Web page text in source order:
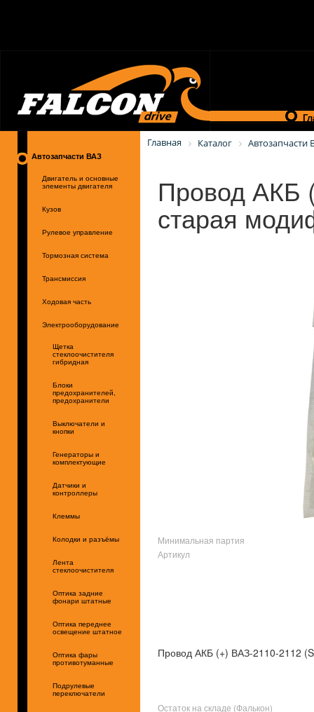
Автозапчасти ВАЗ
Двигатель и основные
элементы двигателя
Кузов
Рулевое управление
Тормозная система
Трансмиссия
Ходовая часть
Электрооборудование
Щетка
стеклоочистителя
гибридная
Блоки
предохранителей,
предохранители
Выключатели и
кнопки
Генераторы и
комплектующие
Датчики и
контроллеры
Клеммы
Колодки и разъёмы
Лента
стеклоочистителя
Оптика задние
фонари штатные
Оптика переднее
освещение штатное
Оптика фары
противотуманные
Подрулевые
переключатели
Главная Каталог Автозапчасти
Провод АКБ
старая
Минимальная партия
Артикул
Провод АКБ (+) ВАЗ-2110-2112
Остаток на складе (Фалькон)